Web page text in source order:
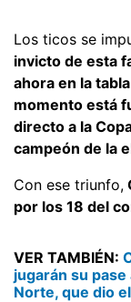
Los ticos se
invicto de esta
ahora en la
momento está
directo a la
campeón de la
Con ese triunfo,
por los 18 del
VER TAMBIÉN:
jugarán su
Norte, que dio